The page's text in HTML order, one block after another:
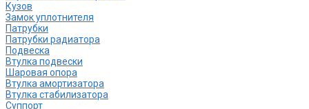
Кузов
Замок уплотнителя
Патрубки
Патрубки радиатора
Подвеска
Втулка подвески
Шаровая опора
Втулка амортизатора
Втулка стабилизатора
Cуппорт